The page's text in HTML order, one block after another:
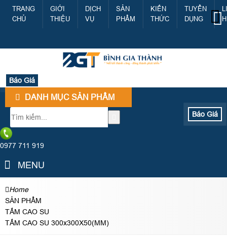
TRANG
CHỦ
GIỚI
THIỆU
DỊCH
VỤ
SẢN
PHẨM
KIẾN
THỨC
TUYỂN
DỤNG
Báo Giá
DANH MỤC SẢN PHẨM
Báo Giá
0977 711 919
MENU
Home
SẢN PHẨM
TẤM CAO SU
TẤM CAO SU 300x300X50(MM)